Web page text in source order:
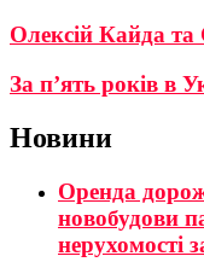
Олексій Кайда та
За п’ять років в
Новини
Оренда
новобудови
нерухомості